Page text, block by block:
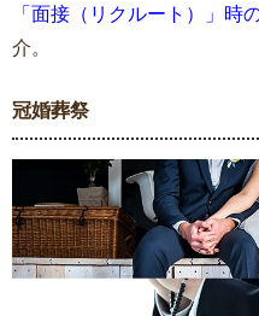
「面接（リクルート）」時
介。
冠婚葬祭